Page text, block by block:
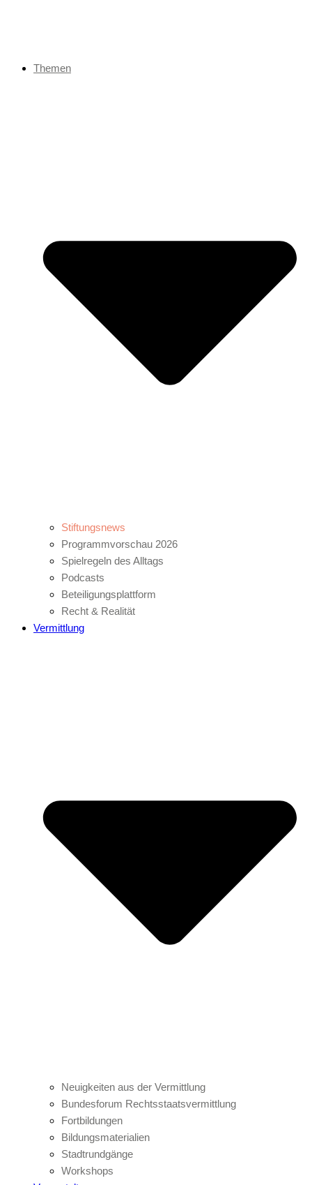
Themen
Stiftungsnews
Programmvorschau 2026
Spielregeln des Alltags
Podcasts
Beteiligungsplattform
Recht & Realität
Vermittlung
Neuigkeiten aus der Vermittlung
Bundesforum Rechtsstaatsvermittlung
Fortbildungen
Bildungsmaterialien
Stadtrundgänge
Workshops